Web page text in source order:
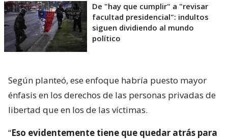
De "hay que cumplir" a "revisar
facultad presidencial": indultos
siguen dividiendo al mundo
político
Según planteó, ese enfoque habría puesto mayor
énfasis en los derechos de las personas privadas de
libertad que en los de las víctimas.
“Eso evidentemente tiene que quedar atrás para